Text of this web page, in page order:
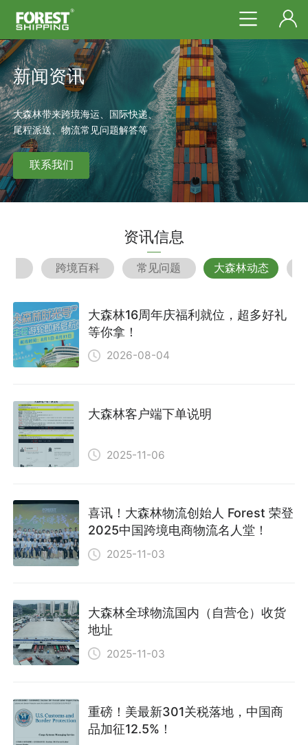
新闻资讯
大森林带来跨境海运、国际快递、
尾程派送、物流常见问题解答等
联系我们
资讯信息
跨境百科 常见问题 大森林动态
大森林16周年庆福利就位，超多好礼
等你拿！
2026-08-04
大森林客户端下单说明
2025-11-06
喜讯！大森林物流创始人 Forest 荣登
2025中国跨境电商物流名人堂！
2025-11-03
大森林全球物流国内（自营仓）收货
地址
2025-11-03
重磅！美最新301关税落地，中国商
品加征12.5%！